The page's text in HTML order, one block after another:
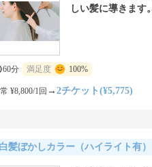
しい髪に導きます。
60分 満足度 100%
¥8,800/1回 → 2チケット(¥5,775)
髪ぼかしカラー（ハイライト有）